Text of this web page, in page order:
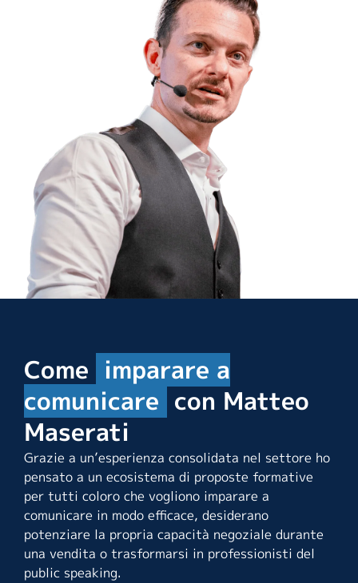
Come imparare a
comunicare con Matteo
Maserati
Grazie a un’esperienza consolidata nel settore ho
pensato a un ecosistema di proposte formative
per tutti coloro che vogliono imparare a
comunicare in modo efficace, desiderano
potenziare la propria capacità negoziale durante
una vendita o trasformarsi in professionisti del
public speaking.